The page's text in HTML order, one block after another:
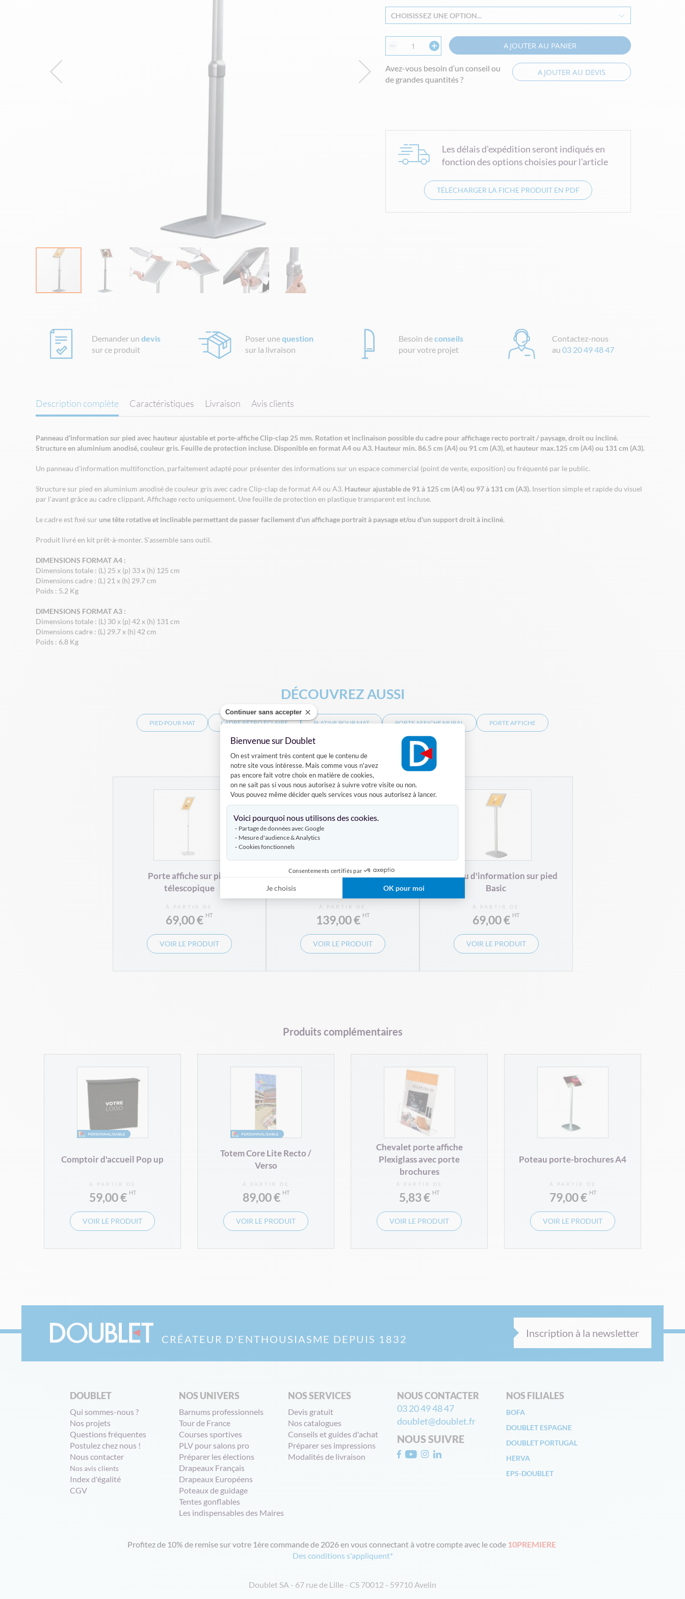
Continuer sans accepter
Bienvenue sur Doublet
Plateforme de Gestion du Consentement : Personnalisez vos Options
On est vraiment très content que le contenu de
notre site vous intéresse. Mais comme vous n'avez
pas encore fait votre choix en matière de cookies,
on ne sait pas si vous nous autorisez à suivre votre visite ou non.
Vous pouvez même décider quels services vous nous autorisez à lancer.
Voici pourquoi nous utilisons des cookies.
Partage de données avec Google
Mesure d'audience & Analytics
Cookies fonctionnels
Consentements certifiés par
Je choisis OK pour moi
CHOISISSEZ UNE OPTION...
AJOUTER AU PANIER
Avez-vous besoin d’un conseil ou
de grandes quantités ?
AJOUTER AU DEVIS
Les délais d'expédition seront indiqués en
fonction des options choisies pour l'article
TÉLÉCHARGER LA FICHE PRODUIT EN PDF
beginning
images
Demander undevis
sur ce produit
Poser unequestion
sur la livraison
Besoin deconseils
pour votre projet
Contactez-nous
au 03 20 49 48 47
Description complète
Panneau d'information sur pied avec hauteur ajustable et porte-affiche Clip-clap 25 mm. Rotation et inclinaison possible du cadre pour affichage recto portrait / paysage, droit ou incliné.
Structure en aluminium anodisé, couleur gris. Feuille de protection incluse. Disponible en format A4 ou A3. Hauteur min. 86.5 cm (A4) ou 91 cm (A3), et hauteur max.125 cm (A4) ou 131 cm (A3).
Un panneau d'information multifonction, parfaitement adapté pour présenter des informations sur un espace commercial (point de vente, exposition) ou fréquenté par le public.
Structure sur pied en aluminium anodisé de couleur gris avec cadre Clip-clap de format A4 ou A3. Hauteur ajustable de 91 à 125 cm (A4) ou 97 à 131 cm (A3). Insertion simple et rapide du visuel
par l'avant grâce au cadre clippant. Affichage recto uniquement. Une feuille de protection en plastique transparent est incluse.
Le cadre est fixé sur une tête rotative et inclinable permettant de passer facilement d'un affichage portrait à paysage et/ou d'un support droit à incliné.
Produit livré en kit prêt-à-monter. S'assemble sans outil.
DIMENSIONS FORMAT A4 :
Dimensions totale : (L) 25 x (p) 33 x (h) 125 cm
Dimensions cadre : (L) 21 x (h) 29.7 cm
Poids : 5.2 Kg
DIMENSIONS FORMAT A3 :
Dimensions totale : (L) 30 x (p) 42 x (h) 131 cm
Dimensions cadre : (L) 29.7 x (h) 42 cm
Poids : 6.8 Kg
Caractéristiques Livraison Avis clients
DÉCOUVREZ AUSSI
PIED POUR MAT CADRE RÉTRO ÉCLAIRE PLATINE POUR MAT PORTE AFFICHE MURAL PORTE AFFICHE
Produits similaires
Porte affiche sur pied
télescopique
À PARTIR DE
69,00 €
VOIR LE PRODUIT
À PARTIR DE
139,00 €
VOIR LE PRODUIT
Panneau d'information sur pied
Basic
À PARTIR DE
69,00 €
VOIR LE PRODUIT
Produits complémentaires
Comptoir d'accueil Pop up
À PARTIR DE
59,00 €
VOIR LE PRODUIT
Totem Core Lite Recto /
Verso
À PARTIR DE
89,00 €
VOIR LE PRODUIT
Chevalet porte affiche
Plexiglass avec porte
brochures
À PARTIR DE
5,83 €
VOIR LE PRODUIT
Poteau porte-brochures A4
À PARTIR DE
79,00 €
VOIR LE PRODUIT
CRÉATEUR D'ENTHOUSIASME DEPUIS 1832 Inscription à la newsletter
DOUBLET
Qui sommes-nous ?
Nos projets
Questions fréquentes
Postulez chez nous !
Nous contacter
Nos avis clients
Index d'égalité
CGV
NOS UNIVERS
Barnums professionnels
Tour de France
Courses sportives
PLV pour salons pro
Préparer les élections
Drapeaux Français
Drapeaux Européens
Poteaux de guidage
Tentes gonflables
Les indispensables des Maires
NOS SERVICES
Devis gratuit
Nos catalogues
Conseils et guides d'achat
Préparer ses impressions
Modalités de livraison
NOUS CONTACTER
03 20 49 48 47
doublet@doublet.fr
NOUS SUIVRE
NOS FILIALES
BOFA
DOUBLET ESPAGNE
DOUBLET PORTUGAL
HERVA
EPS-DOUBLET
Profitez de 10% de remise sur votre 1ère commande de 2026 en vous connectant à votre compte avec le code 10PREMIERE
Des conditions s'appliquent*
Doublet SA - 67 rue de Lille - CS 70012 - 59710 Avelin